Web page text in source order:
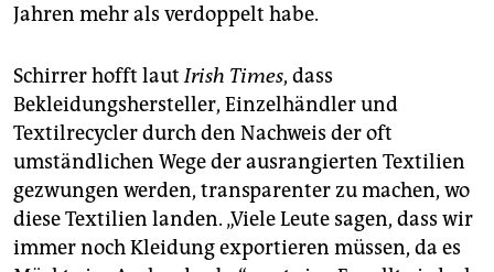
Jahren mehr als verdoppelt habe.
Schirrer hofft lautIrish Times, dass
Bekleidungshersteller, Einzelhändler und
Textilrecycler durch den Nachweis der oft
umständlichen Wege der ausrangierten Textilien
gezwungen werden, transparenter zu machen, wo
diese Textilien landen. „Viele Leute sagen, dass wir
immer noch Kleidung exportieren müssen, da es